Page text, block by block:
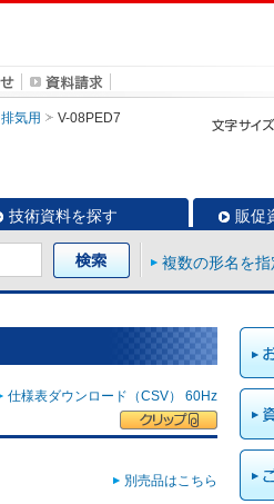
排気用 V-08PED7
技術資料を探す 販促
複数の形名を
仕様表ダウンロード（CSV） 60Hz
別売品はこちら